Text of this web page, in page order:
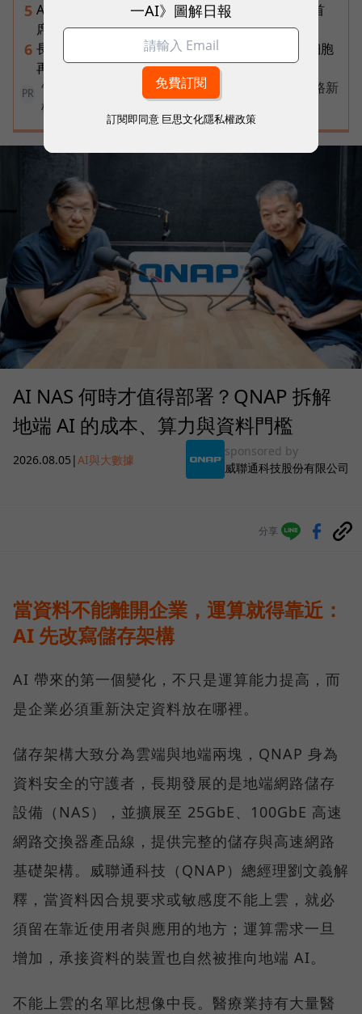
5 AI已經做得到20%的題目，反而不要碰！Google首
席科學家給創業者的「1%法則」
6 長壽的關鍵在於「空腹」？揭開諾貝爾獎認證的細胞
再生長壽法
PR
告別極速迷思！台灣大哥大奪國際雙冠揭密好網路新
標準
AI NAS 何時才值得部署？QNAP 拆解
地端 AI 的成本、算力與資料門檻
2026.08.05 |AI與大數據
sponsored by
威聯通科技股份有限公司
分享
當資料不能離開企業，運算就得靠近：
AI 先改寫儲存架構
AI 帶來的第一個變化，不只是運算能力提高，而
是企業必須重新決定資料放在哪裡。
儲存架構大致分為雲端與地端兩塊，QNAP 身為
資料安全的守護者，長期發展的是地端網路儲存
設備（NAS），並擴展至 25GbE、100GbE 高速
網路交換器產品線，提供完整的儲存與高速網路
基礎架構。威聯通科技（QNAP）總經理劉文義解
釋，當資料因合規要求或敏感度不能上雲，就必
須留在靠近使用者與應用的地方；運算需求一旦
增加，承接資料的裝置也自然被推向地端 AI。
不能上雲的名單比想像中長。醫療業持有大量醫
一AI》圖解日報
訂閱即同意 巨思文化隱私權政策